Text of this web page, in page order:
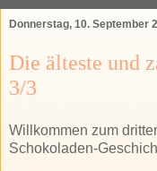
Donnerstag, 10. September
Die älteste und
3/3
Willkommen zum
Schokoladen-